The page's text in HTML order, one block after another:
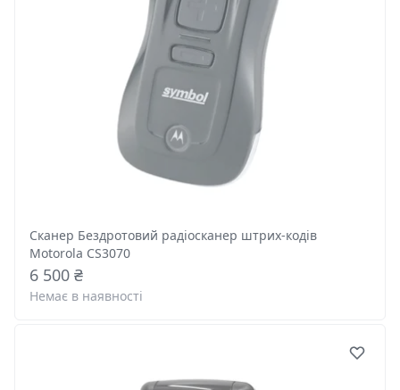
Сканер Бездротовий радіосканер штрих-кодів
Motorola CS3070
6 500 ₴
Немає в наявності